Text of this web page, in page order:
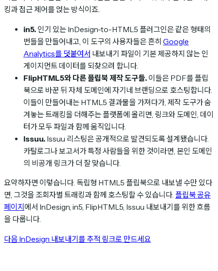
킹과 접근 제어를 얹는 방식이죠.
in5. 인기 있는 InDesign-to-HTML5 플러그인은 같은 형태의
번들을 만들어내고, 이 도구의 사용자들은 흔히 Google
Analytics를 덧붙여서 내보내기 파일이 기본 제공하지 않는 인
게이지먼트 데이터를 되찾으려 합니다.
FlipHTML5와 다른 플립북 제작 도구들. 이들은 PDF를 플립
북으로 바꾼 뒤 자체 도메인에 자기네 브랜딩으로 호스팅합니다.
이들이 만들어내는 HTML5 결과물을 가져다가, 제작 도구가 숨
겨놓는 트래킹을 더해주는 플랫폼에 올리면, 링크와 도메인, 데이
터가 모두 파일과 함께 움직입니다.
Issuu. Issuu 리스팅은 공개적으로 발견되도록 설계됐습니다.
카탈로그나 보고서가 특정 사람들을 위한 것이라면, 본인 도메인
의 비공개 링크가 더 잘 맞습니다.
요약하자면 이렇습니다. 독립형 HTML5 플립북으로 내보낼 수만 있다
면, 그것을 조회자별 트래킹과 함께 호스팅할 수 있습니다. 플립북 공유
페이지 에서 InDesign, in5, FlipHTML5, Issuu 내보내기를 위한 흐름
을 다룹니다.
다음 InDesign 내보내기를 추적 링크로 만드세요